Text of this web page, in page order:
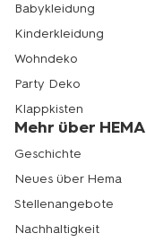
Babykleidung
Kinderkleidung
Wohndeko
Party Deko
Klappkisten
Mehr über HEMA
Geschichte
Neues über Hema
Stellenangebote
Nachhaltigkeit